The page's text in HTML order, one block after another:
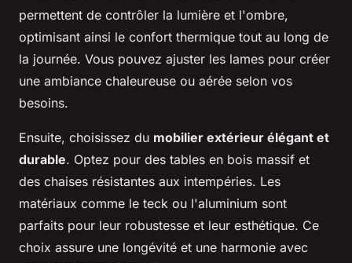
permettent de contrôler la lumière et l'ombre,
optimisant ainsi le confort thermique tout au long de
la journée. Vous pouvez ajuster les lames pour créer
une ambiance chaleureuse ou aérée selon vos
besoins.
Ensuite, choisissez du mobilier extérieur élégant et
durable. Optez pour des tables en bois massif et
des chaises résistantes aux intempéries. Les
matériaux comme le teck ou l'aluminium sont
parfaits pour leur robustesse et leur esthétique. Ce
choix assure une longévité et une harmonie avec